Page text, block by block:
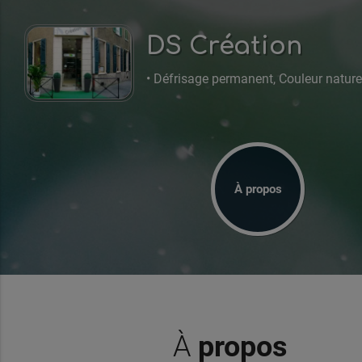
DS Création
• Défrisage permanent, Couleur
À propos
À propos